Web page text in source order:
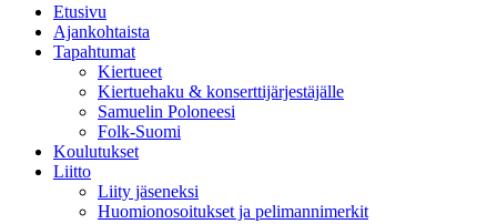
Etusivu
Ajankohtaista
Tapahtumat
Kiertueet
Kiertuehaku & konserttijärjestäjälle
Samuelin Poloneesi
Folk-Suomi
Koulutukset
Liitto
Liity jäseneksi
Huomionosoitukset ja pelimannimerkit